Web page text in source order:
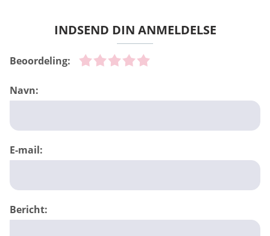
INDSEND DIN ANMELDELSE
Beoordeling:
Navn:
E-mail:
Bericht: